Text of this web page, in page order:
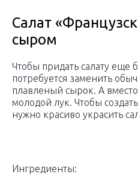
Салат
сыром
Чтобы придать салату еще
потребуется заменить
плавленый сырок. А
молодой лук. Чтобы
нужно красиво украсить
Ингредиенты: